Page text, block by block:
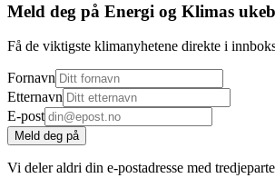
Meld deg på Energi og Klimas
Få de viktigste klimanyhetene direkte i
Fornavn
Etternavn
E-post
Meld deg på
Vi deler aldri din e-postadresse med